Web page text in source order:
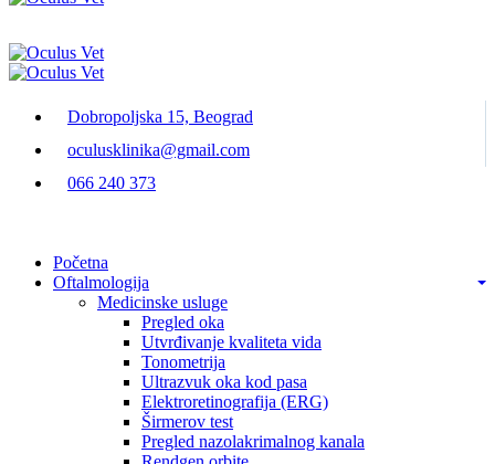
Dobropoljska 15, Beograd
oculusklinika@gmail.com
066 240 373
Početna
Oftalmologija
Medicinske usluge
Pregled oka
Utvrđivanje kvaliteta vida
Tonometrija
Ultrazvuk oka kod pasa
Elektroretinografija (ERG)
Širmerov test
Pregled nazolakrimalnog kanala